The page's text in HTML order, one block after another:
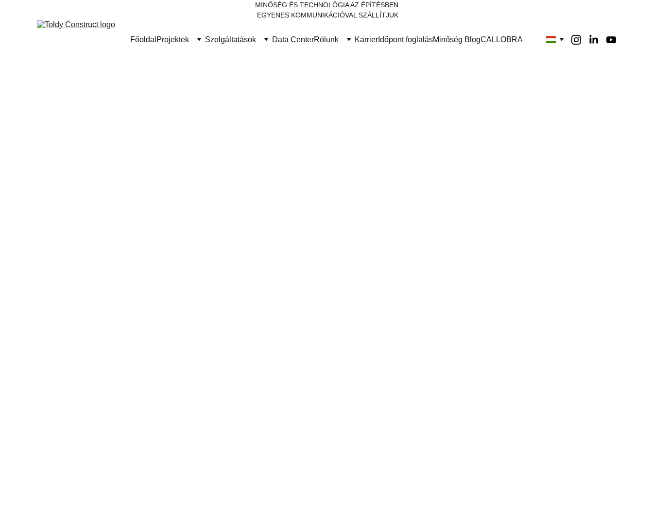
MINŐSÉG ÉS TECHNOLÓGIA AZ ÉPÍTÉSBEN
EGYENES KOMMUNIKÁCIÓVAL SZÁLLÍTJUK
Főoldal Projektek Szolgáltatások Data CenterRólunk Karrier Időpont foglalásMinőség BlogCALLOBRA